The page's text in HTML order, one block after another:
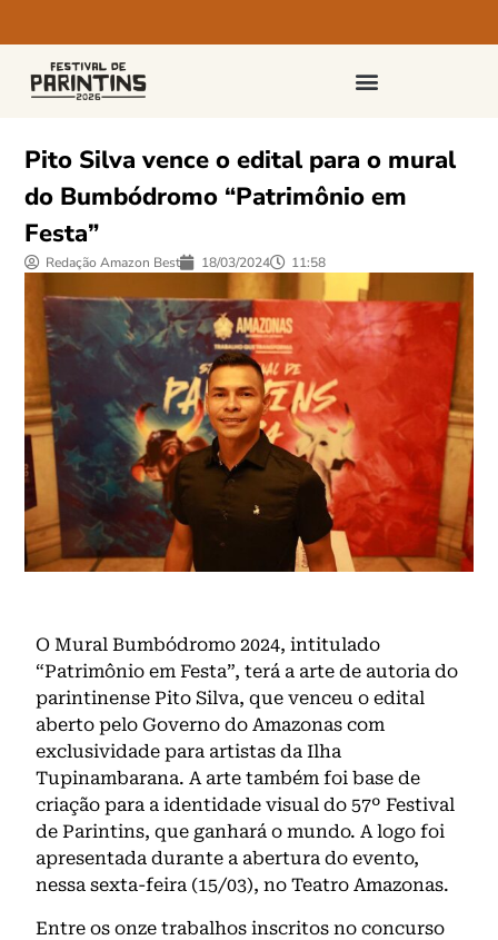
Pito Silva vence o edital para o mural
do Bumbódromo “Patrimônio em
Festa”
Redação Amazon Best 18/03/2024 11:58
O Mural Bumbódromo 2024, intitulado
“Patrimônio em Festa”, terá a arte de autoria do
parintinense Pito Silva, que venceu o edital
aberto pelo Governo do Amazonas com
exclusividade para artistas da Ilha
Tupinambarana. A arte também foi base de
criação para a identidade visual do 57º Festival
de Parintins, que ganhará o mundo. A logo foi
apresentada durante a abertura do evento,
nessa sexta-feira (15/03), no Teatro Amazonas.
Entre os onze trabalhos inscritos no concurso